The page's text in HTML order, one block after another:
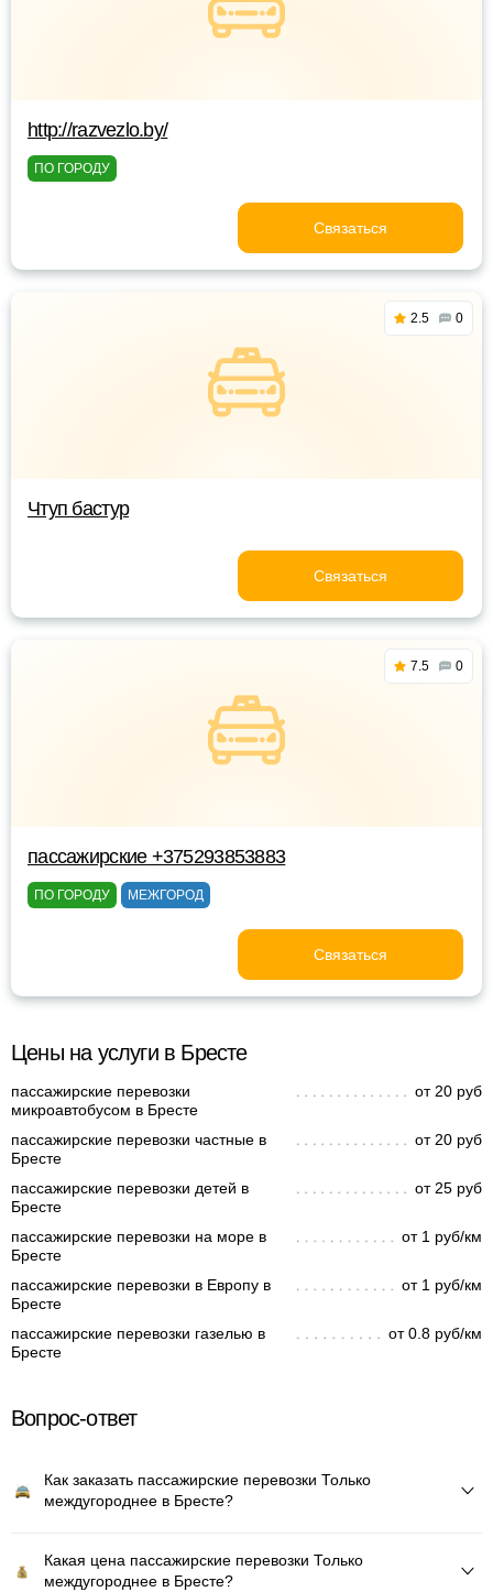
http://razvezlo.by/
ПО ГОРОДУ
Связаться
2.5 0
Чтуп бастур
Связаться
7.5 0
пассажирские +375293853883
ПО ГОРОДУ МЕЖГОРОД
Связаться
Цены на услуги в Бресте
пассажирские перевозки
микроавтобусом в Бресте
от 20 руб
пассажирские перевозки частные в
Бресте
от 20 руб
пассажирские перевозки детей в
Бресте
от 25 руб
пассажирские перевозки на море в
Бресте
от 1 руб/км
пассажирские перевозки в Европу в
Бресте
от 1 руб/км
пассажирские перевозки газелью в
Бресте
от 0.8 руб/км
Вопрос-ответ
Как заказать пассажирские перевозки Только
междугороднее в Бресте?
Какая цена пассажирские перевозки Только
междугороднее в Бресте?